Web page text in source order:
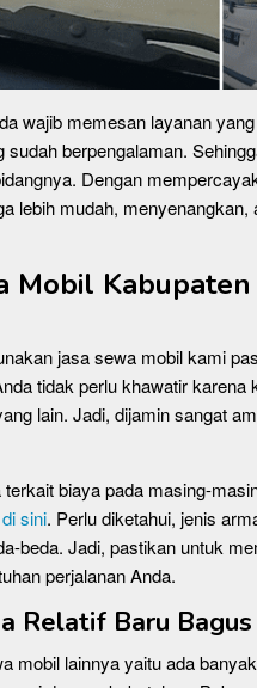
wajib memesan layanan
berpengalaman.
Dengan
lebih mudah,
Mobil
jasa sewa mobil kami
tidak perlu khawatir
lain. Jadi, dijamin sangat
biaya pada masing-
di sini. Perlu diketahui, jenis
beda. Jadi, pastikan untuk
perjalanan Anda.
Relatif Baru
mobil lainnya yaitu ada